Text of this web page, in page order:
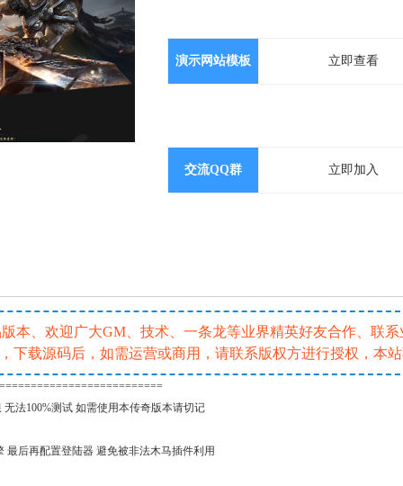
演示网站模板 立即查看
交流QQ群 立即加入
本、欢迎广大GM、技术、一条龙等业界精英好友合作、联
下载源码后，如需运营或商用，请联系版权方进行授权，
法100%测试 如需使用本传奇版本请切记
最后再配置登陆器 避免被非法木马插件利用